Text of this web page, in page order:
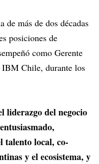
de más de dos décadas
posiciones de
como Gerente
IBM Chile, durante los
liderazgo del negocio
talento local, co-
y el ecosistema, y